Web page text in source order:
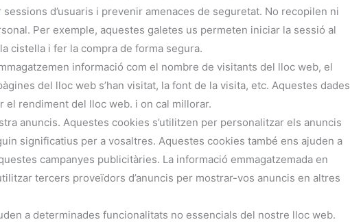
d’usuaris i prevenir amenaces de seguretat. No recopilen ni
Per exemple, aquestes galetes us permeten iniciar la sessió al
cistella i fer la compra de forma segura.
informació com el nombre de visitants del lloc web, el
del lloc web s’han visitat, la font de la visita, etc. Aquestes dades
el rendiment del lloc web. i on cal millorar.
anuncis. Aquestes cookies s’utilitzen per personalitzar els anuncis
significatius per a vosaltres. Aquestes cookies també ens ajuden a
campanyes publicitàries. La informació emmagatzemada en
tercers proveïdors d’anuncis per mostrar-vos anuncis en altres
a determinades funcionalitats no essencials del nostre lloc web.